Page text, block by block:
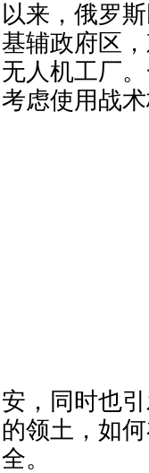
以来，俄罗
基辅政府区
无人机工厂
考虑使用战术
安，同时也
的领土，如
全。